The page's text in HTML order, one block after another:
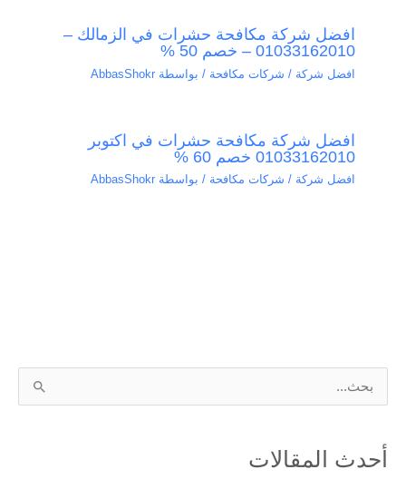
افضل شركة مكافحة حشرات في الزمالك –
01033162010 – خصم 50 %
افضل شركة / شركات مكافحة / بواسطة AbbasShokr
افضل شركة مكافحة حشرات في اكتوبر
01033162010 خصم 60 %
افضل شركة / شركات مكافحة / بواسطة AbbasShokr
ب
حأحدث المقالات